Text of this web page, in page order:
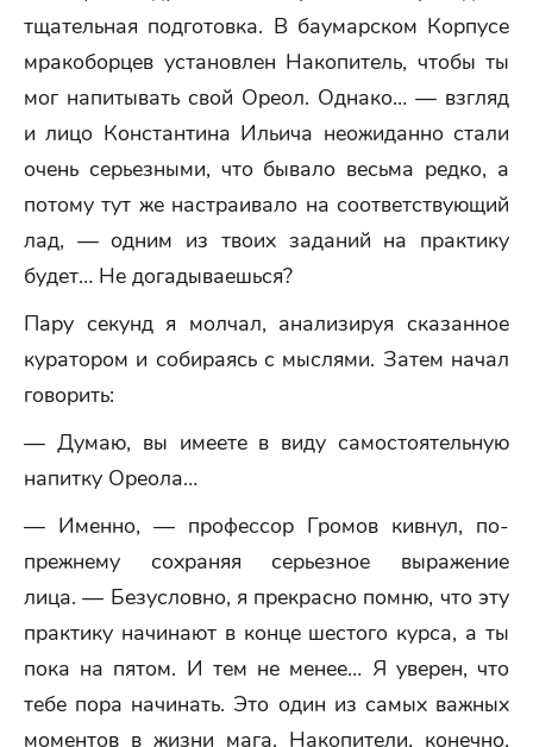
тщательная подготовка. В баумарском Корпусе
мракоборцев установлен Накопитель, чтобы ты
мог напитывать свой Ореол. Однако… — взгляд
и лицо Константина Ильича неожиданно стали
очень серьезными, что бывало весьма редко, а
потому тут же настраивало на соответствующий
лад, — одним из твоих заданий на практику
будет… Не догадываешься?
Пару секунд я молчал, анализируя сказанное
куратором и собираясь с мыслями. Затем начал
говорить:
— Думаю, вы имеете в виду самостоятельную
напитку Ореола…
— Именно, — профессор Громов кивнул, по-
прежнему сохраняя серьезное выражение
лица. — Безусловно, я прекрасно помню, что эту
практику начинают в конце шестого курса, а ты
пока на пятом. И тем не менее… Я уверен, что
тебе пора начинать. Это один из самых важных
моментов в жизни мага. Накопители, конечно,